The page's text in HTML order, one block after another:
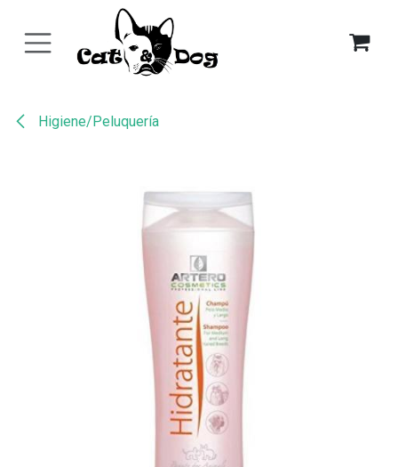
Higiene/Peluquería